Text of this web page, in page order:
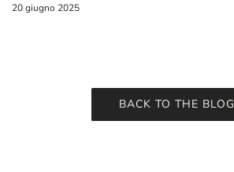
20 giugno 2025
BACK TO THE BLOG